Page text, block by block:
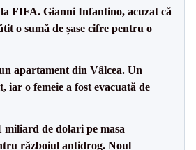
FIFA. Gianni Infantino, acuzat că
o sumă de șase cifre pentru o
apartament din Vâlcea. Un
iar o femeie a fost evacuată de
miliard de dolari pe masa
războiul antidrog. Noul